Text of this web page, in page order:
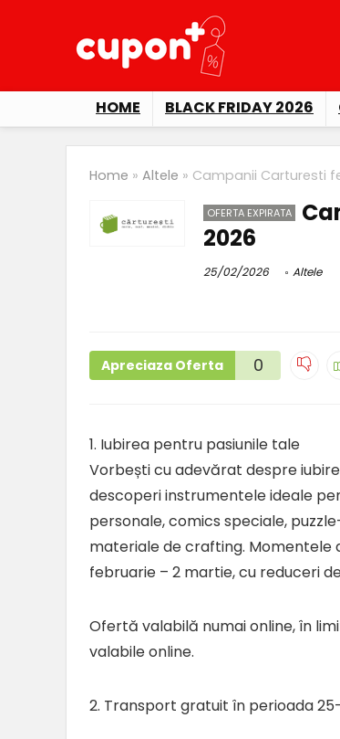
HOME BLACK FRIDAY 2026
Home » Altele » Campanii Carturesti
OFERTA EXPIRATA
2026
25/02/2026 Altele
Apreciaza Oferta 0
1. Iubirea pentru pasiunile tale
Vorbești cu adevărat despre
descoperi instrumentele ideale
personale, comics speciale,
materiale de crafting. Momentele
februarie – 2 martie, cu reduceri
Ofertă valabilă numai online, în
valabile online.
2. Transport gratuit în perioada